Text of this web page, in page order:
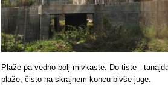
Plaže pa vedno bolj mivkaste. Do tiste -
plaže, čisto na skrajnem koncu bivše juge.